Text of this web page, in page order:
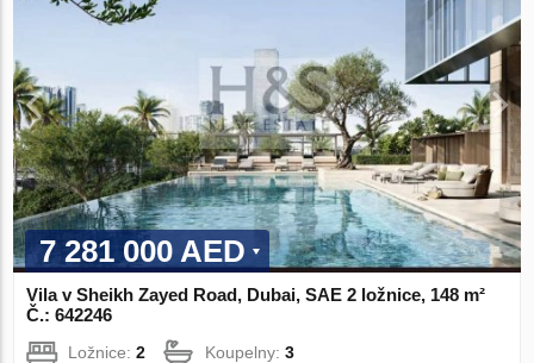
7 281 000 AED
Vila v Sheikh Zayed Road, Dubai, SAE 2 ložnice, 148 m²
Č.: 642246
Ložnice:2 Koupelny:3